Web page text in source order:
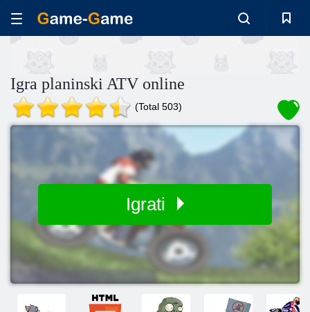
Igra planinski ATV online
(Total 503)
Igrati